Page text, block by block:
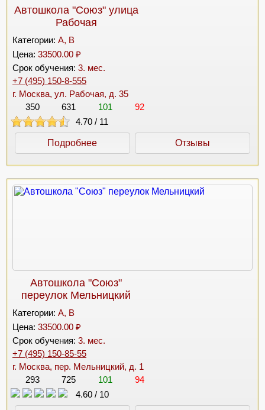
Автошкола "Союз" улица
Рабочая
Категории: A, B
Цена: 33500.00 ₽
Срок обучения: 3. мес.
+7 (495) 150-8-555
г. Москва, ул. Рабочая, д. 35
350
631 101
92
4.70 / 11
Подробнее Отзывы
Автошкола "Союз"
переулок Мельницкий
Категории: A, B
Цена: 33500.00 ₽
Срок обучения: 3. мес.
+7 (495) 150-85-55
г. Москва, пер. Мельницкий, д. 1
293
725 101
94
4.60 / 10